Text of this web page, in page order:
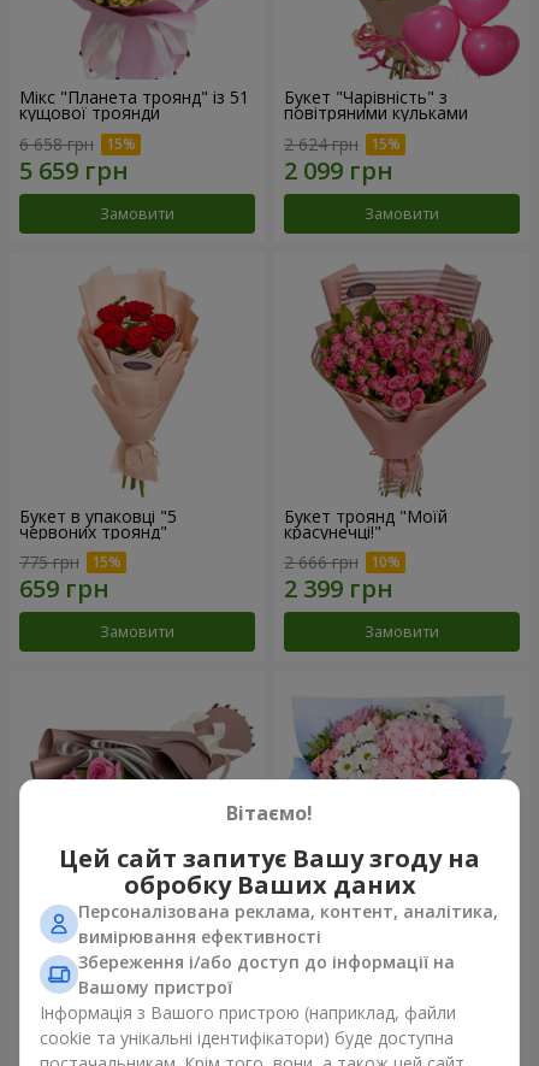
Мікс "Планета троянд" із 51
кущової троянди
6 658 грн
Замовити
Букет "Чарівність" з
повітряними кульками
2 624 грн
Замовити
Букет в упаковці "5
червоних троянд"
775 грн
Замовити
Букет троянд "Моїй
красунечці!"
2 666 грн
Замовити
Букет "7 рожевих троянд!"
999 грн
Замовити
Романтичний букет
"Небеса"
Замовити
Вітаємо!
Цей сайт запитує Вашу згоду на
обробку Ваших даних
Персоналізована реклама, контент, аналітика,
вимірювання ефективності
Збереження і/або доступ до інформації на
Вашому пристрої
Інформація з Вашого пристрою (наприклад, файли
cookie та унікальні ідентифікатори) буде доступна